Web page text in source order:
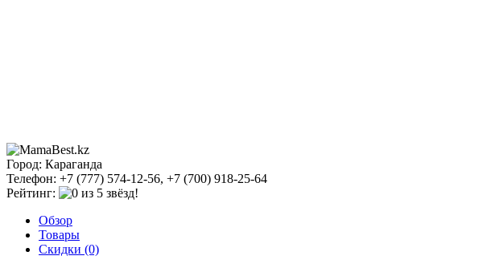
Город: Караганда
Телефон: +7 (777) 574-12-56, +7 (700) 918-25-64
Рейтинг:
Обзор
Товары
Скидки (0)